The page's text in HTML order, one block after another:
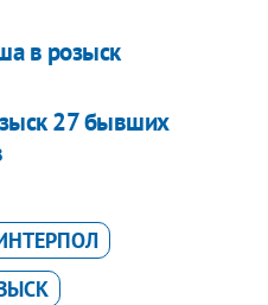
в розыск
27 бывших